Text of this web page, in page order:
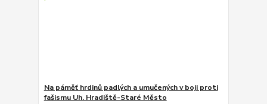
Na páměť hrdinů padlých a umučených v boji proti
fašismu Uh. Hradiště-Staré Město